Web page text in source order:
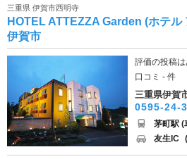
三重県 伊賀市西明寺
HOTEL ATTEZZA Garden (ホテル
伊賀市
評価の投稿は
口コミ - 件
三重県伊賀
0595-24-
茅町駅 (
友生IC